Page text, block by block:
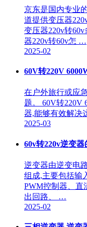
京东是国内专业
道提供变压器
变压器220v转
器220v转60v怎 …
2025-02
60V转220V
在户外旅行或应
题。 60V转220V
器,能够有效解决
2025-03
60v转220v逆变
逆变器由逆变电
组成,主要包括输
PWM控制器、直
出回路、 …
2025-02